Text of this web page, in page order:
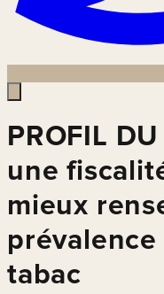
PROFIL
une
mieux
tabac